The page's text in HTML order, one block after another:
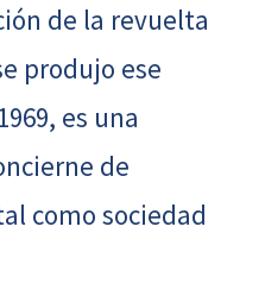
de la revuelta
produjo ese
es una
de
como sociedad